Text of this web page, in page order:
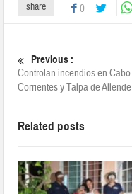
share 0
Previous :
Controlan incendios en Cabo
Corrientes y Talpa de Allende
Related posts